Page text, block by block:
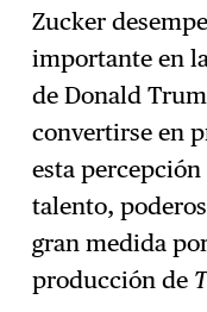
Zucker
importante en
de Donald
convertirse en
esta
talento,
gran medida
producción de